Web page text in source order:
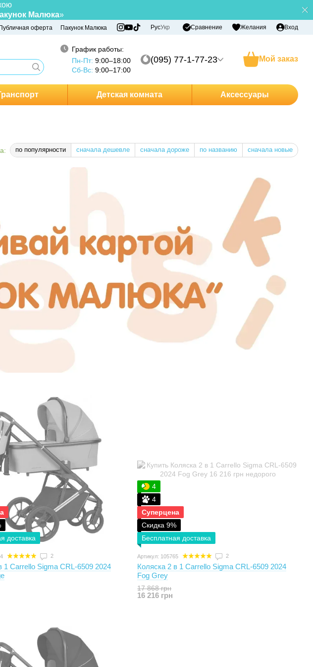
Малюка»
Публичная оферта Пакунок Малюка РусУкр Сравнение Желания Вход
График работы:
Пн-Пт: 9:00–18:00
Сб-Вс: 9:00–17:00
(095) 77-1-77-23 Мой заказ
Детская комната Аксессуары
по популярности сначала дешевле сначала дороже по названию сначала новые
доставка
2
1 Carrello Sigma CRL-6509 2024
4
4
Суперцена
Скидка 9%
Бесплатная доставка
Артикул: 105765 2
Коляска 2 в 1 Carrello Sigma CRL-6509 2024
Fog Grey
17 868 грн
16 216 грн